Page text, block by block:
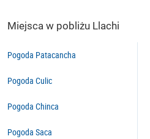
Miejsca w pobliżu Llachi
Pogoda Patacancha
Pogoda Culic
Pogoda Chinca
Pogoda Saca